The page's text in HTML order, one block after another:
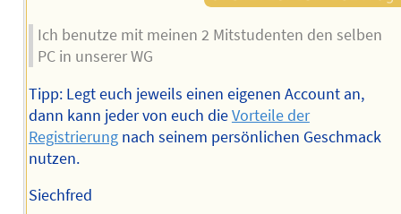
Ich benutze mit meinen 2 Mitstudenten den selben
PC in unserer WG
Tipp: Legt euch jeweils einen eigenen Account an,
dann kann jeder von euch dieVorteile der
Registrierungnach seinem persönlichen Geschmack
nutzen.
Siechfred